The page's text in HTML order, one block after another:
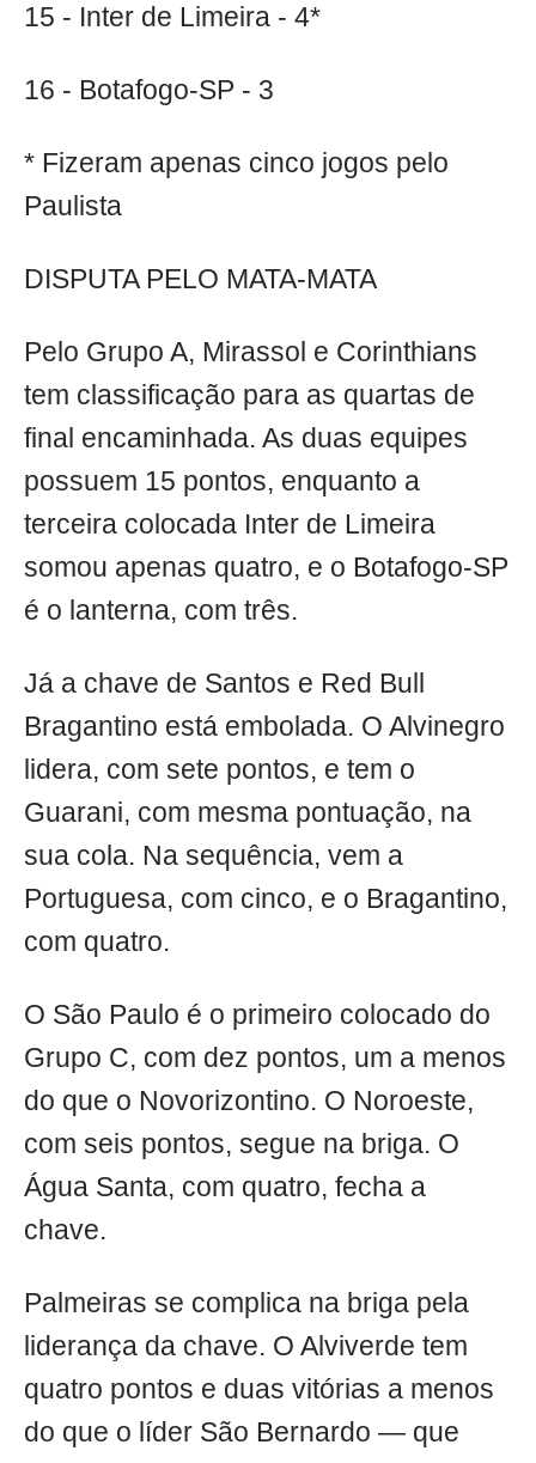
15 - Inter de Limeira - 4*
16 - Botafogo-SP - 3
* Fizeram apenas cinco jogos pelo
Paulista
DISPUTA PELO MATA-MATA
Pelo Grupo A, Mirassol e Corinthians
tem classificação para as quartas de
final encaminhada. As duas equipes
possuem 15 pontos, enquanto a
terceira colocada Inter de Limeira
somou apenas quatro, e o Botafogo-SP
é o lanterna, com três.
Já a chave de Santos e Red Bull
Bragantino está embolada. O Alvinegro
lidera, com sete pontos, e tem o
Guarani, com mesma pontuação, na
sua cola. Na sequência, vem a
Portuguesa, com cinco, e o Bragantino,
com quatro.
O São Paulo é o primeiro colocado do
Grupo C, com dez pontos, um a menos
do que o Novorizontino. O Noroeste,
com seis pontos, segue na briga. O
Água Santa, com quatro, fecha a
chave.
Palmeiras se complica na briga pela
liderança da chave. O Alviverde tem
quatro pontos e duas vitórias a menos
do que o líder São Bernardo — que